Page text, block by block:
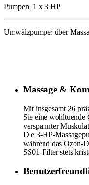
Pumpen: 1 x 3 HP
Umwälzpumpe: über
Massage &
Mit insgesamt 26
Sie eine wohltuende
verspannter
Die 3-HP-
während das Ozon-
SS01-Filter stets